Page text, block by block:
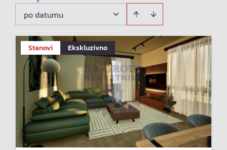
po datumu
Stanovi Ekskluzivno